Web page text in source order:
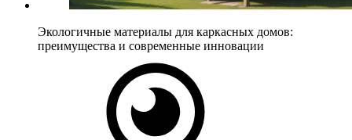
Экологичные материалы для каркасных домов:
преимущества и современные инновации